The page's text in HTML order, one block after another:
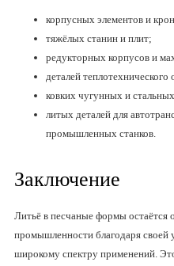
корпусных элементов и
тяжёлых станин и плит;
редукторных корпусов и
деталей теплотехнического
ковких чугунных и
литых деталей для
промышленных станков.
Заключение
Литьё в песчаные формы остаётся
промышленности благодаря своей
широкому спектру применений.